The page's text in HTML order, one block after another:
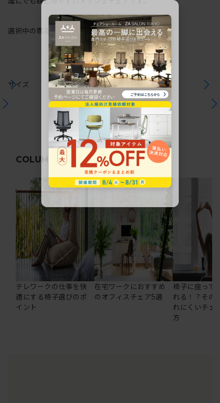
選択中の商品情報保証 注意事項
サイズ
COLUMN 関連コラム
テレワークの仕事を快
適にする椅子選びのポ
イント
在宅ワークにおすすめ
のオフィスチェア5選
椅子に座って
れる！？その
れにくいチェ
方